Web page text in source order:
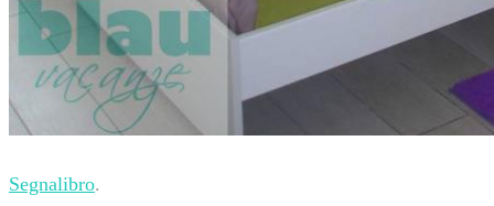
Segnalibro.